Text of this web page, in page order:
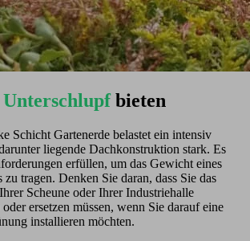
Unterschlupfbieten
Schicht Gartenerde belastet ein intensiv
liegende Dachkonstruktion stark. Es
erfüllen, um das Gewicht eines
zu tragen. Denken Sie daran, dass Sie das
Scheune oder Ihrer Industriehalle
ersetzen müssen, wenn Sie darauf eine
installieren möchten.